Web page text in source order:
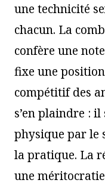
une technicité
chacun. La
confère une
fixe une
compétitif des
s’en plaindre : il
physique par le
la pratique. La
une